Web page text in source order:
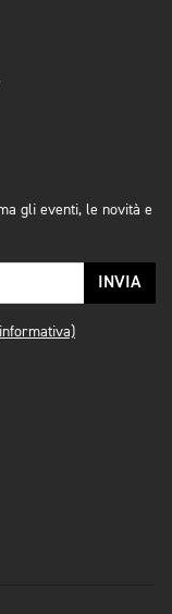
gli eventi, le novità e
INVIA